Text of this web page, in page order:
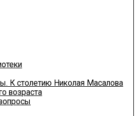
К столетию Николая Масалова
возраста